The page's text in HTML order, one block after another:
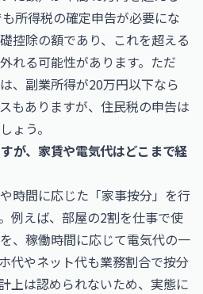
所得税の確定申告が必要にな
控除の額であり、これを超える
れる可能性があります。ただ
、副業所得が20万円以下なら
もありますが、住民税の申告は
ょう。
が、家賃や電気代はどこまで経
時間に応じた「家事按分」を行
例えば、部屋の2割を仕事で使
、稼働時間に応じて電気代の一
代やネット代も業務割合で按分
上は認められないため、実態に